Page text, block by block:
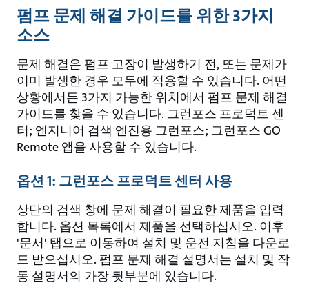
펌프 문제 해결 가이드를 위한 3가지
소스
문제 해결은 펌프 고장이 발생하기 전, 또는 문제가
이미 발생한 경우 모두에 적용할 수 있습니다. 어떤
상황에서든 3가지 가능한 위치에서 펌프 문제 해결
가이드를 찾을 수 있습니다. 그런포스 프로덕트 센
터; 엔지니어 검색 엔진용 그런포스; 그런포스 GO
Remote 앱을 사용할 수 있습니다.
옵션 1: 그런포스 프로덕트 센터 사용
상단의 검색 창에 문제 해결이 필요한 제품을 입력
합니다. 옵션 목록에서 제품을 선택하십시오. 이후
'문서' 탭으로 이동하여 설치 및 운전 지침을 다운로
드 받으십시오. 펌프 문제 해결 설명서는 설치 및 작
동 설명서의 가장 뒷부분에 있습니다.